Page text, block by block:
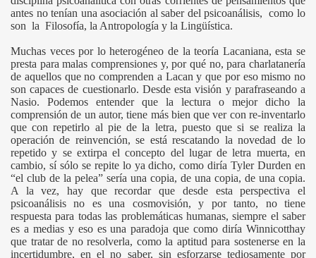
antes no tenían una asociación al saber del psicoanálisis, como lo
son la Filosofía, la Antropología y la Lingüística.
Muchas veces por lo heterogéneo de la teoría Lacaniana, esta se
presta para malas comprensiones y, por qué no, para charlatanería
de aquellos que no comprenden a Lacan y que por eso mismo no
son capaces de cuestionarlo. Desde esta visión y parafraseando a
Nasio. Podemos entender que la lectura o mejor dicho la
comprensión de un autor, tiene más bien que ver con re-inventarlo
que con repetirlo al pie de la letra, puesto que si se realiza la
operación de reinvención, se está rescatando la novedad de lo
repetido y se extirpa el concepto del lugar de letra muerta, en
cambio, sí sólo se repite lo ya dicho, como diría Tyler Durden en
“el club de la pelea” sería una copia, de una copia, de una copia.
A la vez, hay que recordar que desde esta perspectiva el
psicoanálisis no es una cosmovisión, y por tanto, no tiene
respuesta para todas las problemáticas humanas, siempre el saber
es a medias y eso es una paradoja que como diría Winnicotthay
que tratar de no resolverla, como la aptitud para sostenerse en la
incertidumbre, en el no saber, sin esforzarse tediosamente por